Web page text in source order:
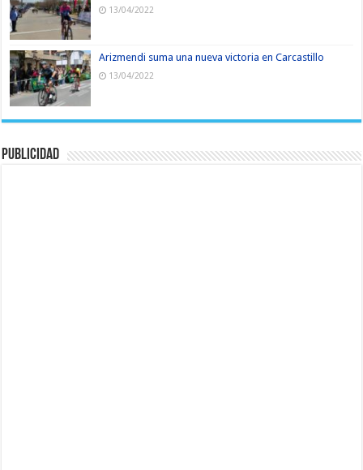
13/04/2022
Arizmendi suma una nueva victoria en Carcastillo
13/04/2022
Publicidad